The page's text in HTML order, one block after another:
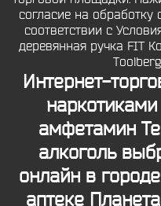
согласие на
соответствии с
деревянная ручка FIT
Интернет-
амфетамин
алкоголь
онлайн в
аптеке